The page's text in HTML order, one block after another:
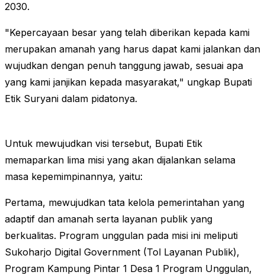
2030.
"Kepercayaan besar yang telah diberikan kepada kami
merupakan amanah yang harus dapat kami jalankan dan
wujudkan dengan penuh tanggung jawab, sesuai apa
yang kami janjikan kepada masyarakat," ungkap Bupati
Etik Suryani dalam pidatonya.
Untuk mewujudkan visi tersebut, Bupati Etik
memaparkan lima misi yang akan dijalankan selama
masa kepemimpinannya, yaitu:
Pertama, mewujudkan tata kelola pemerintahan yang
adaptif dan amanah serta layanan publik yang
berkualitas. Program unggulan pada misi ini meliputi
Sukoharjo Digital Government (Tol Layanan Publik),
Program Kampung Pintar 1 Desa 1 Program Unggulan,